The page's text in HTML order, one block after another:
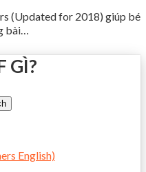
(Updated for 2018) giúp bé
bài…
GÌ?
English)